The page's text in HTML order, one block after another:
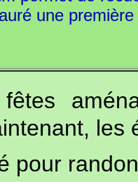
une
les
pour